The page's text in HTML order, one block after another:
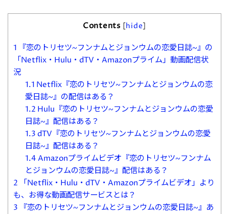
Contents [hide]
1 『恋のトリセツ~フンナムとジョンウムの恋愛日誌~』の
「Netflix・Hulu・dTV・Amazonプライム」動画配信状
況
1.1 Netflix『恋のトリセツ~フンナムとジョンウムの恋
愛日誌~』の配信はある？
1.2 Hulu『恋のトリセツ~フンナムとジョンウムの恋愛
日誌~』配信はある？
1.3dTV『恋のトリセツ~フンナムとジョンウムの恋愛
日誌~』配信はある？
1.4Amazonプライムビデオ『恋のトリセツ~フンナム
とジョンウムの恋愛日誌~』配信はある？
2 「Netflix・Hulu・dTV・Amazonプライムビデオ」より
も、お得な動画配信サービスとは？
3 『恋のトリセツ~フンナムとジョンウムの恋愛日誌~』あ